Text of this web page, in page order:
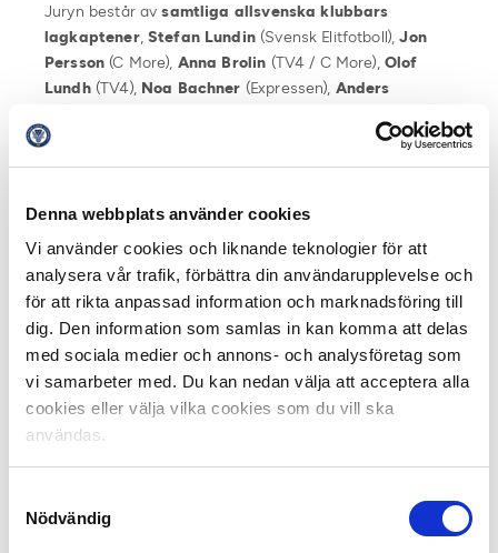
Denna webbplats använder cookies
Vi använder cookies och liknande teknologier för att
analysera vår trafik, förbättra din användarupplevelse och
för att rikta anpassad information och marknadsföring till
dig. Den information som samlas in kan komma att delas
med sociala medier och annons- och analysföretag som
vi samarbeter med. Du kan nedan välja att acceptera alla
cookies eller välja vilka cookies som du vill ska
användas.
Nödvändig
Juryn består avsamtliga allsvenska klubbars
lagkaptener, Stefan Lundin(Svensk Elitfotboll),Jon
Persson (C More), Anna Brolin (TV4 / C More), Olof
Lundh(TV4), Noa Bachner (Expressen), Anders
Vinnande spelare får en check från Svenska Spel på 10
samhällsengagemang.
Vinnande spelare utses alltid i C Mores första sändning
av Fotbollsmåndag varje månad och presenteras också
i Svensk Elitfotbolls kanaler samt på Fotbollskanalen.
April: Christoffer Nyman, IFK Norrköping
Maj: Marcus Antonsson, Kalmar FF
Juli: Vidar Örn Kjartansson, Malmö FF
Augusti: Magnus Wolff Eikrem, Malmö FF
Oktober: Viktor Claesson, IF Elfsborg